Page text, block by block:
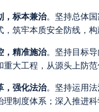
，标本兼治。坚持总体
，筑牢本质安全防线，
，精准施治。坚持目标
重大工程，从源头上防
，强化法治。坚持运用
理制度体系；深入推进